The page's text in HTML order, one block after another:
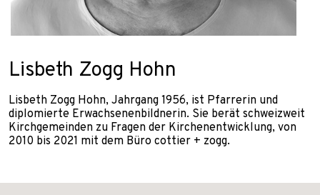
Lisbeth Zogg Hohn
Lisbeth Zogg Hohn, Jahrgang 1956, ist Pfarrerin und
diplomierte Erwachsenenbildnerin. Sie berät schweizweit
Kirchgemeinden zu Fragen der Kirchenentwicklung, von
2010 bis 2021 mit dem Büro cottier + zogg.